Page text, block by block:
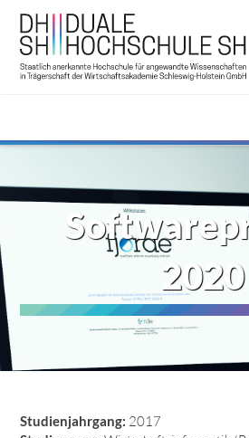
2020
Studienjahrgang: 2017